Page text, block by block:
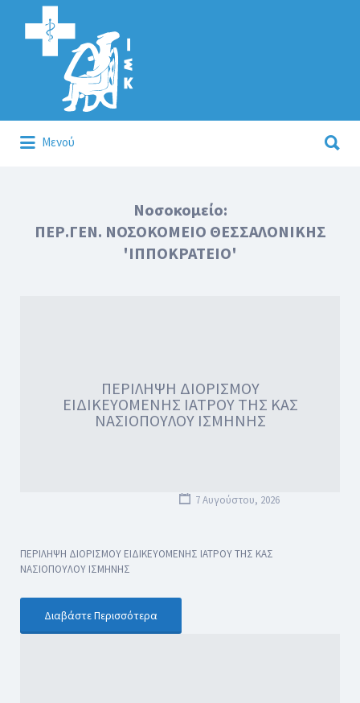
Αναζήτηση
για:
Μενού
για:
Νοσοκομείο:
ΠΕΡ.ΓΕΝ. ΝΟΣΟΚΟΜΕΙΟ ΘΕΣΣΑΛΟΝΙΚΗΣ
'ΙΠΠΟΚΡΑΤΕΙO'
ΠΕΡΙΛΗΨΗ ΔΙΟΡΙΣΜΟΥ
ΕΙΔΙΚΕΥΟΜΕΝΗΣ ΙΑΤΡΟΥ ΤΗΣ ΚΑΣ
ΝΑΣΙΟΠΟΥΛΟΥ ΙΣΜΗΝΗΣ
7 Αυγούστου, 2026
ΠΕΡΙΛΗΨΗ ΔΙΟΡΙΣΜΟΥ ΕΙΔΙΚΕΥΟΜΕΝΗΣ ΙΑΤΡΟΥ ΤΗΣ ΚΑΣ
ΝΑΣΙΟΠΟΥΛΟΥ ΙΣΜΗΝΗΣ
Διαβάστε Περισσότερα